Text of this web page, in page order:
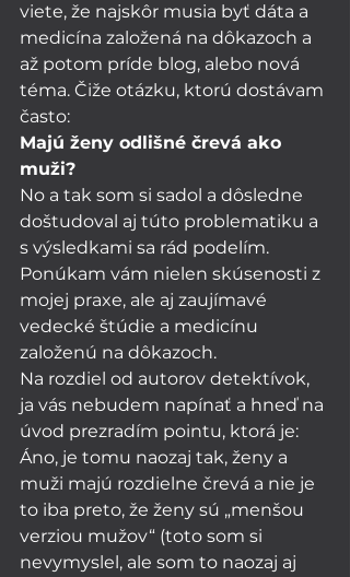
viete, že najskôr musia byť dáta a
medicína založená na dôkazoch a
až potom príde blog, alebo nová
téma. Čiže otázku, ktorú dostávam
často:
Majú ženy odlišné črevá ako
muži?
No a tak som si sadol a dôsledne
doštudoval aj túto problematiku a
s výsledkami sa rád podelím.
Ponúkam vám nielen skúsenosti z
mojej praxe, ale aj zaujímavé
vedecké štúdie a medicínu
založenú na dôkazoch.
Na rozdiel od autorov detektívok,
ja vás nebudem napínať a hneď na
úvod prezradím pointu, ktorá je:
Áno, je tomu naozaj tak, ženy a
muži majú rozdielne črevá a nie je
to iba preto, že ženy sú „menšou
verziou mužov“ (toto som si
nevymyslel, ale som to naozaj aj